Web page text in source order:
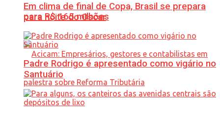
para R$ 165 milhões
Em clima de final de Copa, Brasil se prepara
para noite do Oscar
Padre Rodrigo é apresentado como vigário no
Santuário